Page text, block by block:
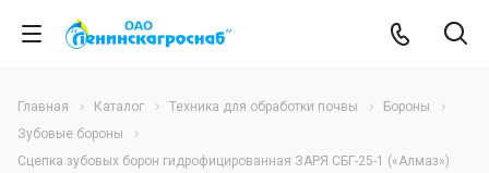
Главная Каталог Техника для обработки почвы
Бороны
Зубовые бороны
Сцепка зубовых борон гидрофицированная ЗАРЯ СБГ-25-1 («Алмаз»)